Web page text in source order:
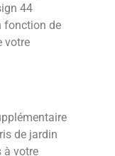
44
fonction de
votre
de jardin
à votre